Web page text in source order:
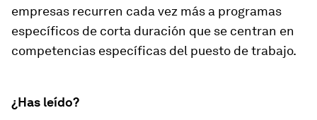
empresas recurren cada vez más a programas
específicos de corta duración que se centran en
competencias específicas del puesto de trabajo.
¿Has leído?